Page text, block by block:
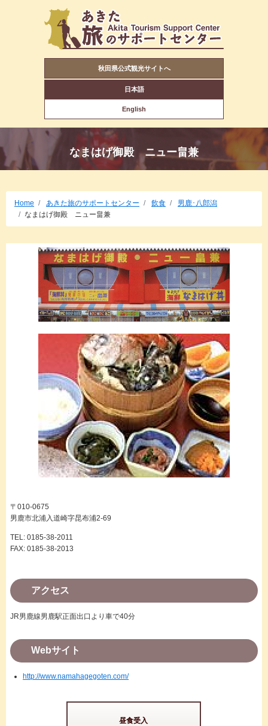
秋田県公式観光サイトへ
日本語
English
なまはげ御殿 ニュー畠兼
Home あきた旅のサポートセンター 飲食
男鹿･八郎潟
なまはげ御殿 ニュー畠兼
〒010-0675
男鹿市北浦入道崎字昆布浦2-69
TEL: 0185-38-2011
FAX: 0185-38-2013
アクセス
JR男鹿線男鹿駅正面出口より車で40分
Webサイト
http://www.namahagegoten.com/
昼食受入